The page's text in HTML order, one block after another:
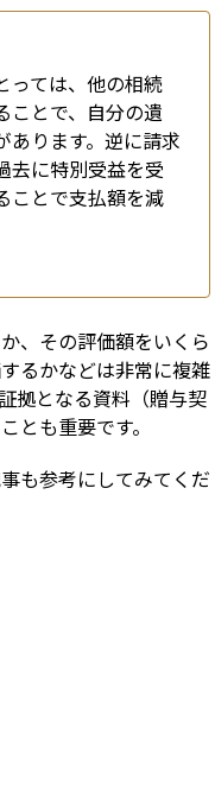
っては、他の相続
ことで、自分の遺
あります。逆に請求
去に特別受益を受
ことで支払額を減
、その評価額をいくら
るかなどは非常に複雑
拠となる資料（贈与契
とも重要です。
も参考にしてみてくだ